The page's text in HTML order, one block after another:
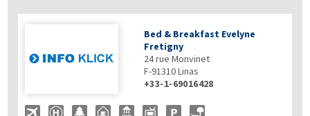
Bed & Breakfast Evelyne
Fretigny
24 rue Monvinet
F-91310Linas
+33-1-69016428